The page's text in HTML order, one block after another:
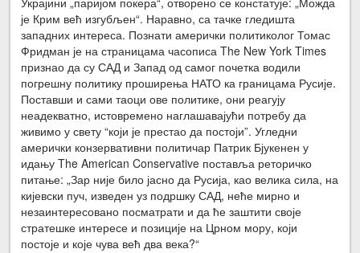
је Крим већ изгубљен“. Наравно, са тачке гледишта
западних интереса. Познати амерички политиколог Томас
Фридман је на страницама часописа The New York Times
признао да су САД и Запад од самог почетка водили
погрешну политику проширења НАТО ка границама Русије.
Поставши и сами таоци ове политике, они реагују
неадекватно, истовремено наглашавајући потребу да
живимо у свету “који је престао да постоји”. Угледни
амерички конзервативни политичар Патрик Бјукенен у
идању The American Conservative поставља реторичко
питање: „Зар није било јасно да Русија, као велика сила, на
кијевски пуч, изведен уз подршку САД, неће мирно и
незаинтересовано посматрати и да ће заштити своје
стратешке интересе и позиције на Црном мору, који
постоје и које чува већ два века?“